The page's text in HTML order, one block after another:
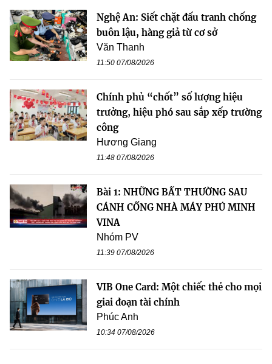
Nghệ An: Siết chặt đấu tranh chống
buôn lậu, hàng giả từ cơ sở
Văn Thanh
11:50 07/08/2026
Chính phủ “chốt” số lượng hiệu
trưởng, hiệu phó sau sắp xếp trường
công
Hương Giang
11:48 07/08/2026
Bài 1: NHỮNG BẤT THƯỜNG SAU
CÁNH CỔNG NHÀ MÁY PHÚ MINH
VINA
Nhóm PV
11:39 07/08/2026
VIB One Card: Một chiếc thẻ cho mọi
giai đoạn tài chính
Phúc Anh
10:34 07/08/2026